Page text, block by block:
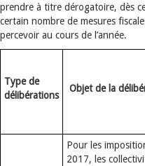
prendre à titre dérogatoire, dès
certain nombre de mesures
percevoir au cours de l’année.
Type de
délibérations
Objet de la
Pour les
2017, les